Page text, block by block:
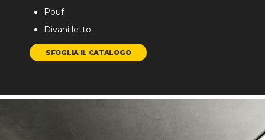
Pouf
Divani letto
SFOGLIA IL CATALOGO